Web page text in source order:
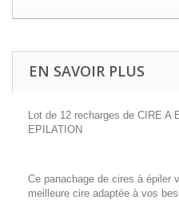
EN SAVOIR PLUS
Lot de 12 recharges de CIRE A
EPILATION
Ce panachage de cires à épiler
meilleure cire adaptée à vos